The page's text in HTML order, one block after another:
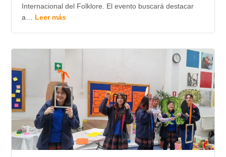
Internacional del Folklore. El evento buscará destacar
a… Leer más